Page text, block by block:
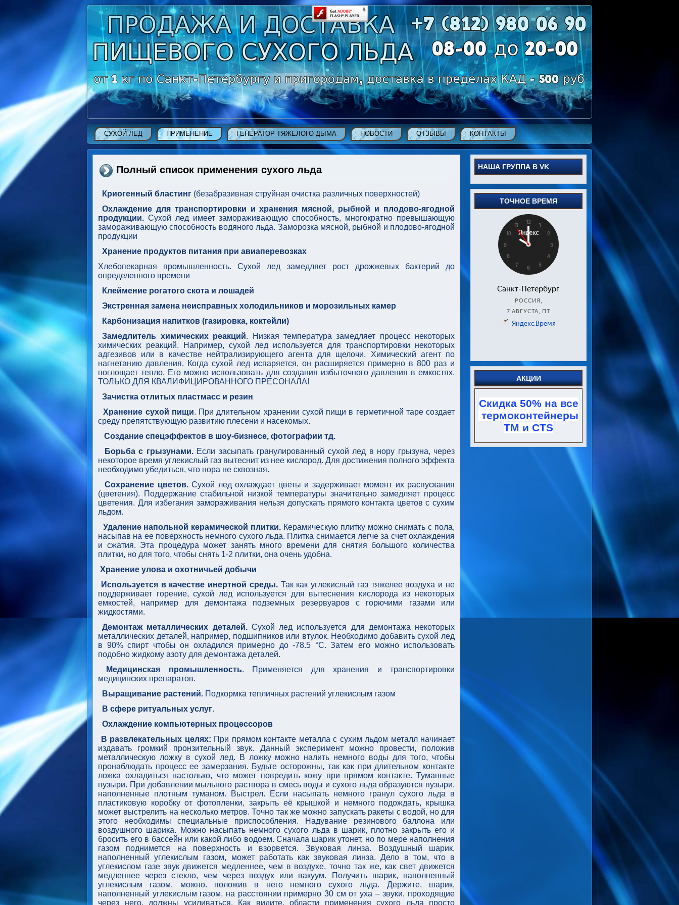
СУХОЙ ЛЕД ПРИМЕНЕНИЕ ГЕНЕРАТОР ТЯЖЕЛОГО ДЫМА НОВОСТИ ОТЗЫВЫ КОНТАКТЫ
Полный список применения сухого льда
Криогенный бластинг (безабразивная струйная очистка различных поверхностей)
Охлаждение для транспортировки и хранения мясной, рыбной и плодово-ягодной
продукции. Сухой лед имеет замораживающую способность, многократно превышающую
замораживающую способность водяного льда. Заморозка мясной, рыбной и плодово-ягодной
продукции
Хранение продуктов питания при авиаперевозках
Хлебопекарная промышленность. Сухой лед замедляет рост дрожжевых бактерий до
определенного времени
Клеймение рогатого скота и лошадей
Экстренная замена неисправных холодильников и морозильных камер
Карбонизация напитков (газировка, коктейли)
Замедлитель химических реакций. Низкая температура замедляет процесс некоторых
химических реакций. Например, сухой лед используется для транспортировки некоторых
адгезивов или в качестве нейтрализирующего агента для щелочи. Химический агент по
нагнетанию давления. Когда сухой лед испаряется, он расширяется примерно в 800 раз и
поглощает тепло. Его можно использовать для создания избыточного давления в емкостях.
ТОЛЬКО ДЛЯ КВАЛИФИЦИРОВАННОГО ПРЕСОНАЛА!
Зачистка отлитых пластмасс и резин
Хранение сухой пищи. При длительном хранении сухой пищи в герметичной таре создает
среду препятствующую развитию плесени и насекомых.
Создание спецэффектов в шоу-бизнесе, фотографии тд.
Борьба с грызунами. Если засыпать гранулированный сухой лед в нору грызуна, через
некоторое время углекислый газ вытеснит из нее кислород. Для достижения полного эффекта
необходимо убедиться, что нора не сквозная.
Сохранение цветов. Сухой лед охлаждает цветы и задерживает момент их распускания
(цветения). Поддержание стабильной низкой температуры значительно замедляет процесс
цветения. Для избегания замораживания нельзя допускать прямого контакта цветов с сухим
льдом.
Удаление напольной керамической плитки. Керамическую плитку можно снимать с пола,
насыпав на ее поверхность немного сухого льда. Плитка снимается легче за счет охлаждения
и сжатия. Эта процедура может занять много времени для снятия большого количества
плитки, но для того, чтобы снять 1-2 плитки, она очень удобна.
Хранение улова и охотничьей добычи
Используется в качестве инертной среды. Так как углекислый газ тяжелее воздуха и не
поддерживает горение, сухой лед используется для вытеснения кислорода из некоторых
емкостей, например для демонтажа подземных резервуаров с горючими газами или
жидкостями.
Демонтаж металлических деталей. Сухой лед используется для демонтажа некоторых
металлических деталей, например, подшипников или втулок. Необходимо добавить сухой лед
в 90% спирт чтобы он охладился примерно до -78.5 °С. Затем его можно использовать
подобно жидкому азоту для демонтажа деталей.
Медицинская промышленность. Применяется для хранения и транспортировки
медицинских препаратов.
Выращивание растений. Подкормка тепличных растений углекислым газом
В сфере ритуальных услуг.
Охлаждение компьютерных процессоров
В развлекательных целях: При прямом контакте металла с сухим льдом металл начинает
издавать громкий пронзительный звук. Данный эксперимент можно провести, положив
металлическую ложку в сухой лед. В ложку можно налить немного воды для того, чтобы
пронаблюдать процесс ее замерзания. Будьте осторожны, так как при длительном контакте
ложка охладиться настолько, что может повредить кожу при прямом контакте. Туманные
пузыри. При добавлении мыльного раствора в смесь воды и сухого льда образуются пузыри,
наполненные плотным туманом. Выстрел. Если насыпать немного гранул сухого льда в
пластиковую коробку от фотопленки, закрыть её крышкой и немного подождать, крышка
может выстрелить на несколько метров. Точно так же можно запускать ракеты с водой, но для
этого необходимы специальные приспособления. Надувание резинового баллона или
воздушного шарика. Можно насыпать немного сухого льда в шарик, плотно закрыть его и
бросить его в бассейн или какой либо водоем. Сначала шарик утонет, но по мере наполнения
газом поднимется на поверхность и взорвется. Звуковая линза. Воздушный шарик,
наполненный углекислым газом, может работать как звуковая линза. Дело в том, что в
углекислом газе звук движется медленнее, чем в воздухе, точно так же, как свет движется
медленнее через стекло, чем через воздух или вакуум. Получить шарик, наполненный
углекислым газом, можно. положив в него немного сухого льда. Держите, шарик,
наполненный углекислым газом, на расстоянии примерно 30 см от уха – звуки, проходящие
через него, должны усиливаться. Как видите, области применения сухого льда просто
НАША ГРУППА В VK
ТОЧНОЕ ВРЕМЯ
АКЦИИ
Скидка 50% на все
термоконтейнеры
TM и CTS